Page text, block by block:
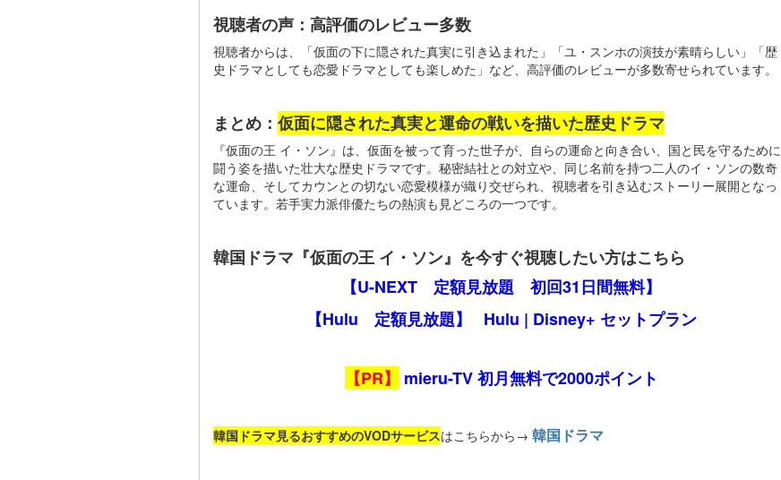
視聴者の声：高評価のレビュー多数
視聴者からは、「仮面の下に隠された真実に引き込まれた」「ユ・スンホの演技が素晴らしい」「歴
史ドラマとしても恋愛ドラマとしても楽しめた」など、高評価のレビューが多数寄せられています。
まとめ： 仮面に隠された真実と運命の戦いを描いた歴史ドラマ
『仮面の王 イ・ソン』は、仮面を被って育った世子が、自らの運命と向き合い、国と民を守るために
闘う姿を描いた壮大な歴史ドラマです。秘密結社との対立や、同じ名前を持つ二人のイ・ソンの数奇
な運命、そしてカウンとの切ない恋愛模様が織り交ぜられ、視聴者を引き込むストーリー展開となっ
ています。若手実力派俳優たちの熱演も見どころの一つです。
韓国ドラマ『仮面の王 イ・ソン』を今すぐ視聴したい方はこちら
【U-NEXT 定額見放題 初回31日間無料】
【Hulu 定額見放題】
Hulu | Disney+ セットプラン
【PR】 mieru-TV 初月無料で2000ポイント
韓国ドラマ見るおすすめのVODサービスはこちらから→ 韓国ドラマ